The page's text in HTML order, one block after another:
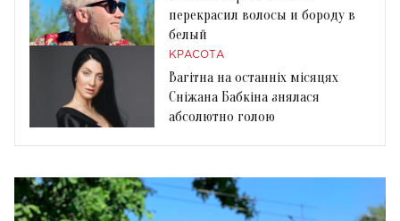
перекрасил волосы и бороду в
белый
КРАСОТА
Вагітна на останніх місяцях
Сніжана Бабкіна знялася
абсолютно голою